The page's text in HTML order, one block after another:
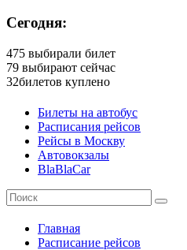
Сегодня:
475 выбирали билет
79 выбирают сейчас
32билетов куплено
Билеты на автобус
Расписания рейсов
Рейсы в Москву
Автовокзалы
BlaBlaCar
Главная
Расписание рейсов